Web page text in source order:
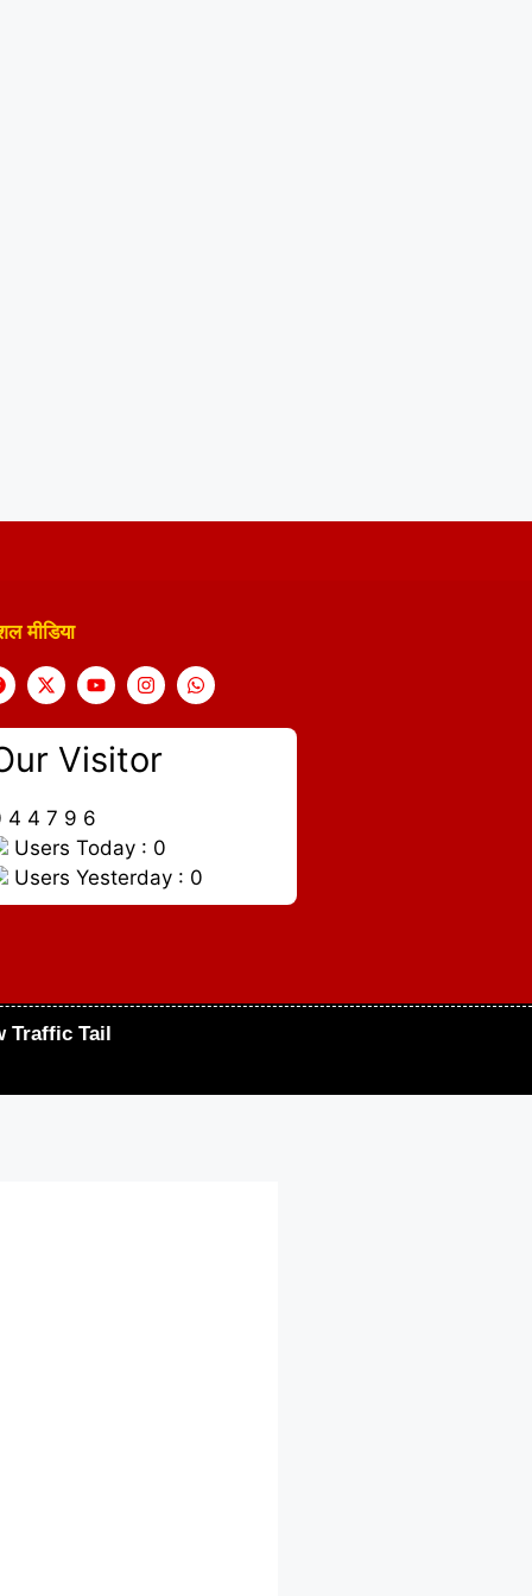
मीडिया
Visitor
4 4 7 9 6
Users Today : 0
Users Yesterday : 0
Traffic Tail